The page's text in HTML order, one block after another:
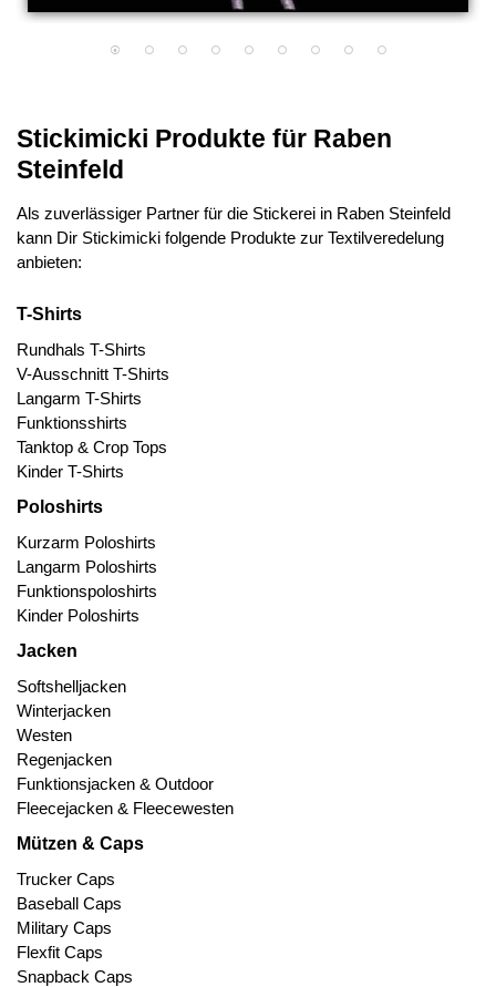
Stickimicki Produkte für Raben
Steinfeld
Als zuverlässiger Partner für die Stickerei in Raben Steinfeld
kann Dir Stickimicki folgende Produkte zur Textilveredelung
anbieten:
T-Shirts
Rundhals T-Shirts
V-Ausschnitt T-Shirts
Langarm T-Shirts
Funktionsshirts
Tanktop & Crop Tops
Kinder T-Shirts
Poloshirts
Kurzarm Poloshirts
Langarm Poloshirts
Funktionspoloshirts
Kinder Poloshirts
Jacken
Softshelljacken
Winterjacken
Westen
Regenjacken
Funktionsjacken & Outdoor
Fleecejacken & Fleecewesten
Mützen & Caps
Trucker Caps
Baseball Caps
Military Caps
Flexfit Caps
Snapback Caps